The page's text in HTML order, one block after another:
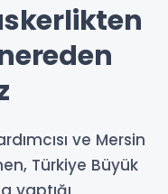
ve Mersin
Türkiye Büyük